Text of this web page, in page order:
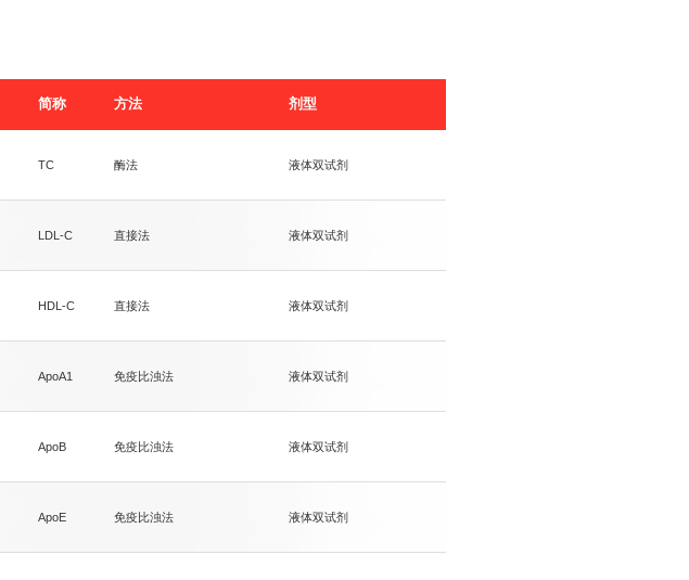
简称 方法 剂型
TC 酶法 液体双试剂
LDL-C 直接法 液体双试剂
HDL-C 直接法 液体双试剂
ApoA1 免疫比浊法 液体双试剂
ApoB 免疫比浊法 液体双试剂
ApoE 免疫比浊法 液体双试剂